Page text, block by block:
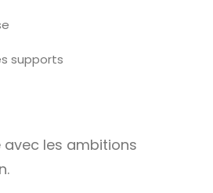
supports
avec les ambitions